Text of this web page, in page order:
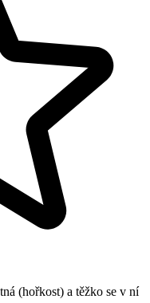
(hořkost) a těžko se v ní